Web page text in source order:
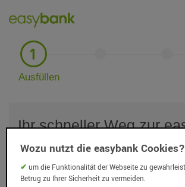
Ausfüllen
Ihr schneller Weg zur
kreditkarte
Ich bin bereits easybank Kunde
Wozu nutzt die easybank Cookies?
um die Funktionalität der Webseite zu
Betrug zu Ihrer Sicherheit zu vermeiden.